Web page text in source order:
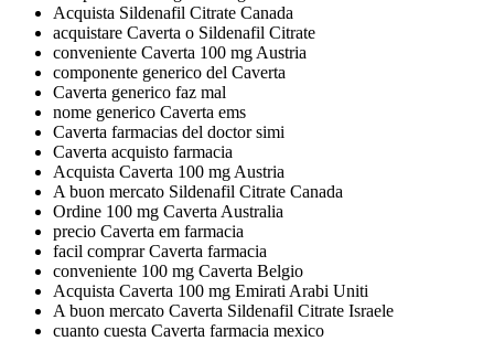
Acquista Sildenafil Citrate Canada
acquistare Caverta o Sildenafil Citrate
conveniente Caverta 100 mg Austria
componente generico del Caverta
Caverta generico faz mal
nome generico Caverta ems
Caverta farmacias del doctor simi
Caverta acquisto farmacia
Acquista Caverta 100 mg Austria
A buon mercato Sildenafil Citrate Canada
Ordine 100 mg Caverta Australia
precio Caverta em farmacia
facil comprar Caverta farmacia
conveniente 100 mg Caverta Belgio
Acquista Caverta 100 mg Emirati Arabi Uniti
A buon mercato Caverta Sildenafil Citrate Israele
cuanto cuesta Caverta farmacia mexico